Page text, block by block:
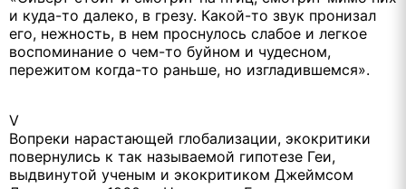
и куда-то далеко, в грезу. Какой-то звук пронизал
его, нежность, в нем проснулось слабое и легкое
воспоминание о чем-то буйном и чудесном,
пережитом когда-то раньше, но изгладившемся».
V
Вопреки нарастающей глобализации, экокритики
повернулись к так называемой гипотезе Геи,
выдвинутой ученым и экокритиком Джеймсом